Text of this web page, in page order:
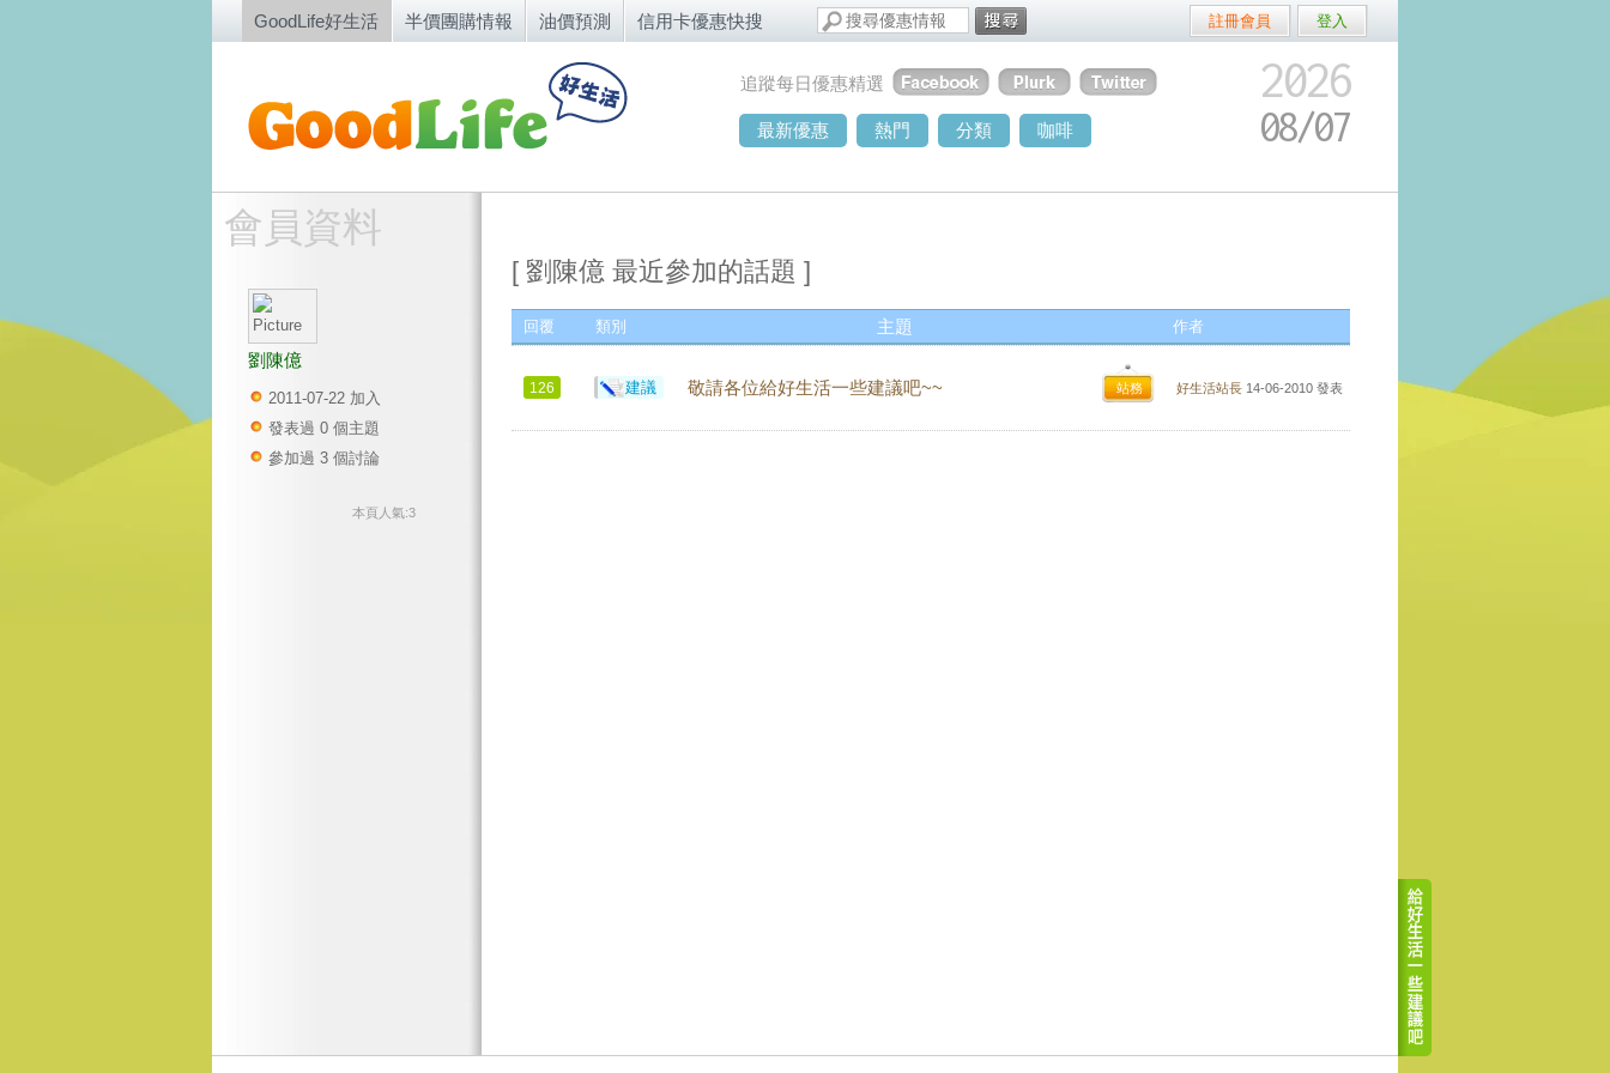
GoodLife好生活 半價團購情報 油價預測 信用卡優惠快搜 註冊會員 登入
追蹤每日優惠精選 2026
08/07
最新優惠 熱門 分類 咖啡
會員資料
劉陳億
2011-07-22 加入
發表過 0 個主題
參加過 3 個討論
本頁人氣:3
[ 劉陳億 最近參加的話題 ]
回覆 類別 主題 作者
126 建議 敬請各位給好生活一些建議吧~~ 站務 好生活站長 14-06-2010 發表